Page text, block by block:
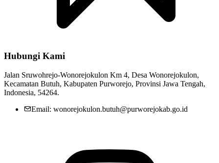
Hubungi Kami
Jalan Sruwohrejo-Wonorejokulon Km 4, Desa Wonorejokulon,
Kecamatan Butuh, Kabupaten Purworejo, Provinsi Jawa Tengah,
Indonesia, 54264.
Email: wonorejokulon.butuh@purworejokab.go.id